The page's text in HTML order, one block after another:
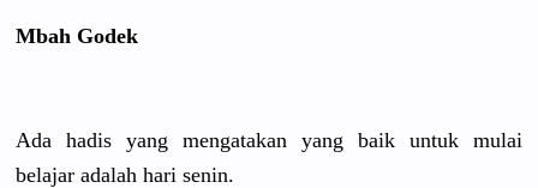
Mbah Godek
Ada hadis yang mengatakan yang baik untuk mulai
belajar adalah hari senin.